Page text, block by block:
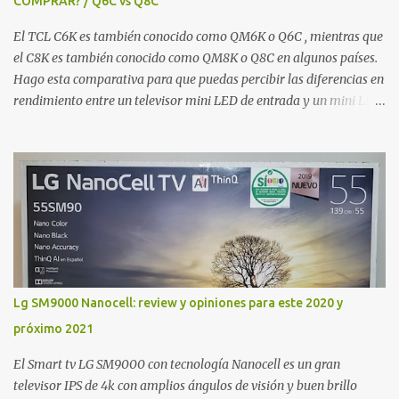
producción del chasis que incluye la retroiluminación LED. Otra
área de la fábrica podría encargarse ...
El TCL C6K es también conocido como QM6K o Q6C , mientras que
el C8K es también conocido como QM8K o Q8C en algunos países.
Hago esta comparativa para que puedas percibir las diferencias en
rendimiento entre un televisor mini LED de entrada y un mini LED
de muchos, es lo más importante de la tecnología de
retroiluminación mini LED. Y sí, yo sé que lo ideal sería comparar
ambos modelos en los mismos tamaños porque las zonas de
atenuación varían según las pulgadas, pero son con los que
dispongo actualmente. Pero bueno, en general, bien sea que el
contenido esté en rango dinámico estándar o que tenga algún tipo
de tecnología de alto rango dinámico como Dolby Vision, el
rendimiento del C6K con sus 180 zonas de atenuación para este
tamaño de 55 pulgadas, está más que bien. Es decir, se percibe una
buena profundidad de colores negros, una cantidad de efe...
Lg SM9000 Nanocell: review y opiniones para este 2020 y
próximo 2021
El Smart tv LG SM9000 con tecnología Nanocell es un gran
televisor IPS de 4k con amplios ángulos de visión y buen brillo